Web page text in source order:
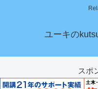
ユーキの
スポ